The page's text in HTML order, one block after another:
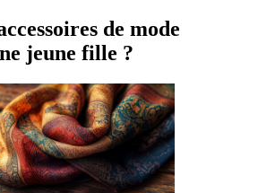
de mode
jeune fille ?